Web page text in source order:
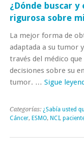
¿Dónde buscar
rigurosa sobre
La mejor forma de
adaptada a su tumor
través del médico
decisiones sobre su
tumor. … Sigue
Categorías: ¿Sabía usted
Cáncer, ESMO, NCI,